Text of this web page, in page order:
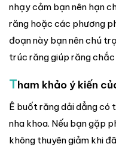
nhạy cảm bạn nên hạn
răng hoặc các phương
đoạn này bạn nên chú
trúc răng giúp răng chắc
Tham khảo ý kiến
Ê buốt răng dải dẳng có
nha khoa. Nếu bạn gặp
không thuyên giảm khi